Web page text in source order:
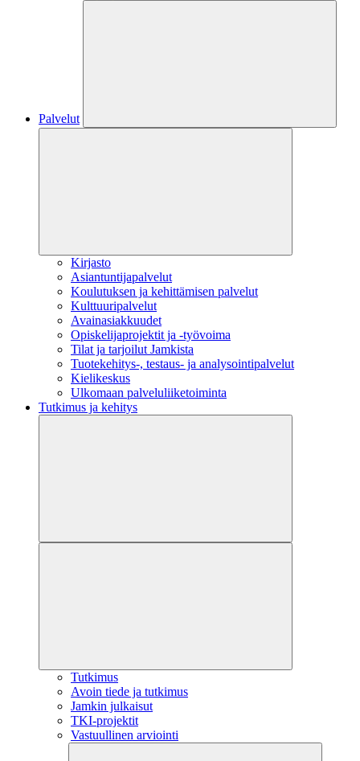
Palvelut
Kirjasto
Asiantuntijapalvelut
Koulutuksen ja kehittämisen palvelut
Kulttuuripalvelut
Avainasiakkuudet
Opiskelijaprojektit​ ja -työvoima
Tilat ja tarjoilut Jamkista
Tuotekehitys-, testaus- ja analysointipalvelut
Kielikeskus
Ulkomaan palveluliiketoiminta
Tutkimus ja kehitys
Tutkimus
Avoin tiede ja tutkimus
Jamkin julkaisut
TKI-projektit
Vastuullinen arviointi